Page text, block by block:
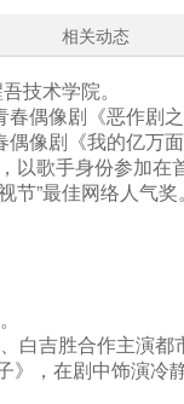
相关动态
技术学院。
偶像剧《恶作剧
像剧《我的亿万
以歌手身份参加在
节”最佳网络人气
白吉胜合作主演都
》，在剧中饰演冷